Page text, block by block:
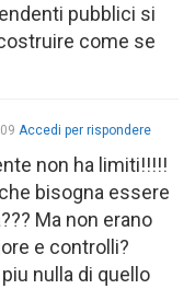
pubblici si
come se
Accedi per rispondere
non ha limiti!!!!!
bisogna essere
Ma non erano
e controlli?
nulla di quello